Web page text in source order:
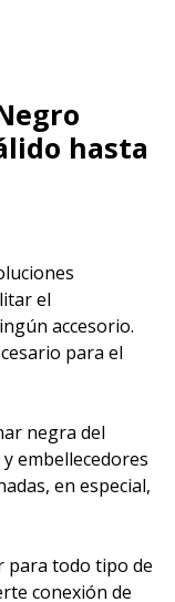
hasta
el
accesorio.
para el
negra del
embellecedores
en especial,
para todo tipo de
conexión de